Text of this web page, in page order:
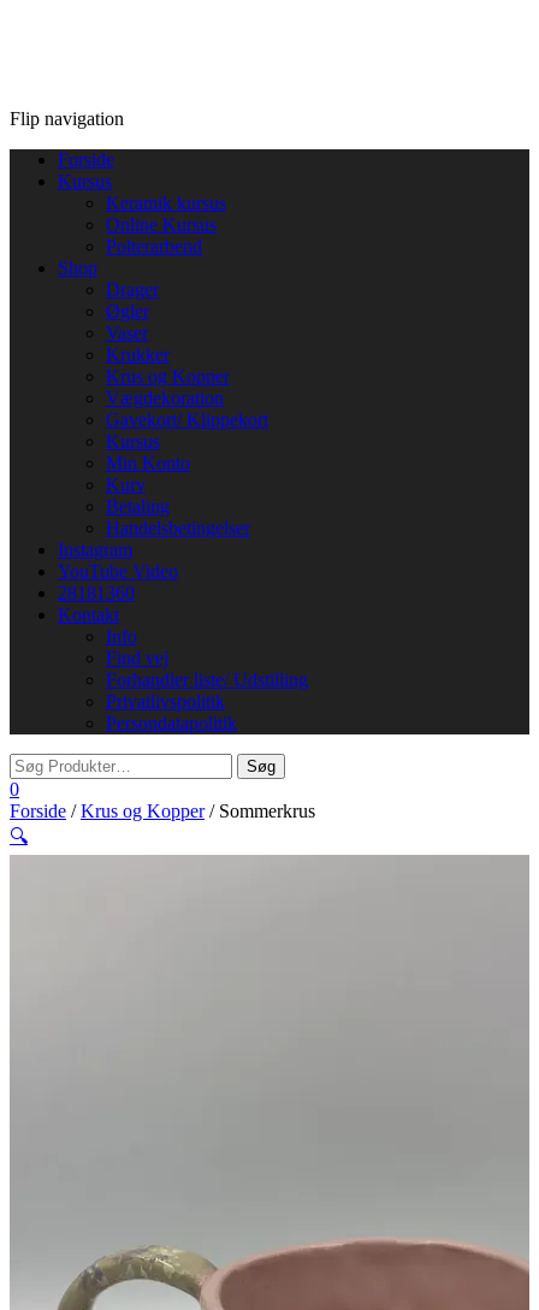
Flip navigation
Forside
Kursus
Keramik kursus
Online Kursus
Polterarbend
Shop
Drager
Øgler
Vaser
Krukker
Krus og Kopper
Vægdekoration
Gavekort/ Klippekort
Kursus
Min Konto
Kurv
Betaling
Handelsbetingelser
Instagram
YouTube Video
28181360
Kontakt
Info
Find vej
Forhandler liste/ Udstilling
Privatlivspolitik
Persondatapolitik
0
Forside /Krus og Kopper/ Sommerkrus
🔍